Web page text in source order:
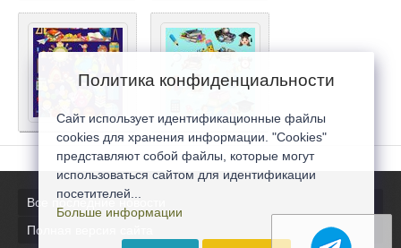
Все последние новости
Полная версия сайта
Политика конфиденциальности
Сайт использует идентификационные файлы
cookies для хранения информации. "Cookies"
представляют собой файлы, которые могут
использоваться сайтом для идентификации
посетителей...
Больше информации